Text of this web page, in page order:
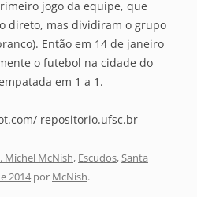
jogo da equipe, que
direto, mas dividiram o grupo
Então em 14 de janeiro
o futebol na cidade do
em 1 a 1.
repositorio.ufsc.br
Michel McNish, Escudos,Santa
2014por McNish.